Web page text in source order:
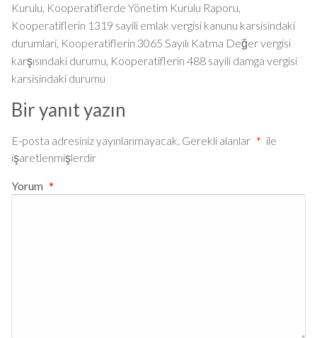
Kurulu, Kooperatiflerde Yönetim Kurulu Raporu,
Kooperatiflerin 1319 sayili emlak vergisi kanunu karsisindaki
durumlari, Kooperatiflerin 3065 Sayılı Katma Değer vergisi
karşısındaki durumu, Kooperatiflerin 488 sayili damga vergisi
karsisindaki durumu
Bir yanıt yazın
E-posta adresiniz yayınlanmayacak. Gerekli alanlar * ile
işaretlenmişlerdir
Yorum *